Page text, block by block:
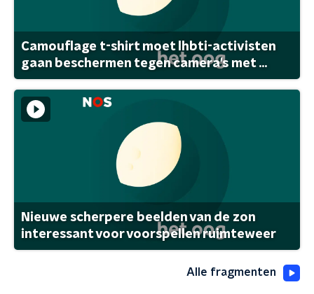
Camouflage t-shirt moet lhbti-activisten
gaan beschermen tegen camera's met ...
Nieuwe scherpere beelden van de zon
interessant voor voorspellen ruimteweer
Alle fragmenten